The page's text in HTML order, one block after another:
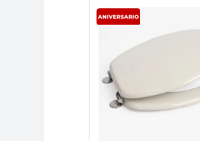
Vista rápida